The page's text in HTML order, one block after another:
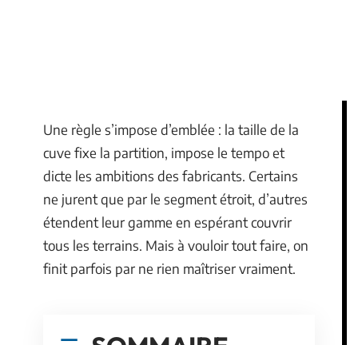
Une règle s’impose d’emblée : la taille de la
cuve fixe la partition, impose le tempo et
dicte les ambitions des fabricants. Certains
ne jurent que par le segment étroit, d’autres
étendent leur gamme en espérant couvrir
tous les terrains. Mais à vouloir tout faire, on
finit parfois par ne rien maîtriser vraiment.